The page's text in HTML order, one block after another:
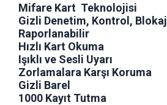
Mifare Kart Teknolojisi
Gizli Denetim, Kontrol, Blokaj
Raporlanabilir
Hızlı Kart Okuma
Işıklı ve Sesli Uyarı
Zorlamalara Karşı Koruma
Gizli Barel
1000 Kayıt Tutma